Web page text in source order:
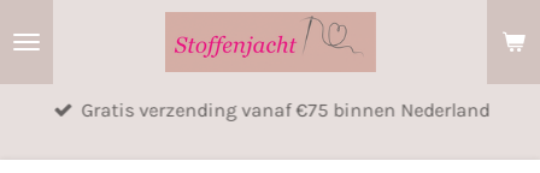
hoofdinhoud
Gratis verzending vanaf €75 binnen Nederland